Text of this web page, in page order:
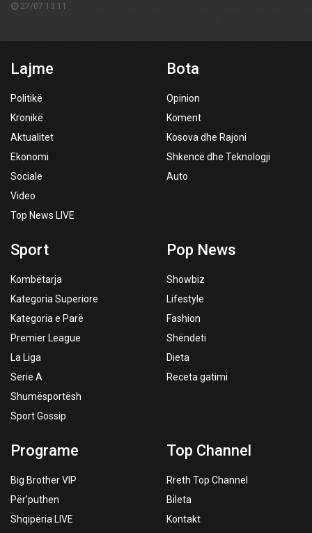
27/07 13:11
Lajme
Politikë
Kronikë
Aktualitet
Ekonomi
Sociale
Video
Top News LIVE
Bota
Opinion
Koment
Kosova dhe Rajoni
Shkencë dhe Teknologji
Auto
Sport
Kombëtarja
Kategoria Superiore
Kategoria e Parë
Premier League
La Liga
Serie A
Shumësportësh
Sport Gossip
Pop News
Showbiz
Lifestyle
Fashion
Shëndeti
Dieta
Receta gatimi
Programe
Big Brother VIP
Për’puthen
Shqipëria LIVE
Top Channel
Rreth Top Channel
Bileta
Kontakt